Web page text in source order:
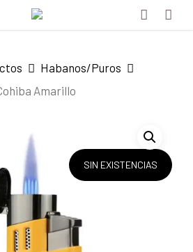
Habanos/Puros
Amarillo
SIN EXISTENCIAS